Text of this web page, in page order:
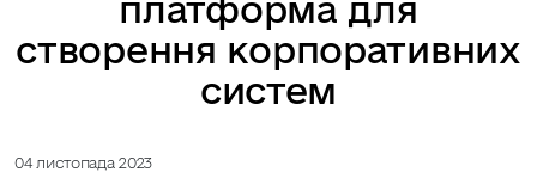
платформа для
створення корпоративних
систем
04 листопада 2023